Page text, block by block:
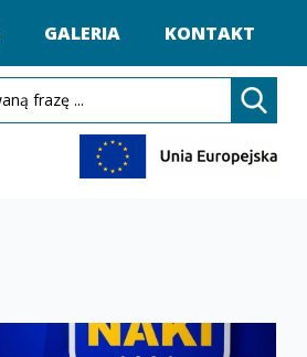
GALERIA KONTAKT